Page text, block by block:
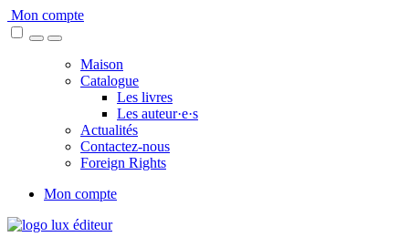
Skip
to
Mon compte
Maison
Catalogue
Les livres
Les auteur·e·s
Actualités
Contactez-nous
Foreign Rights
Mon compte